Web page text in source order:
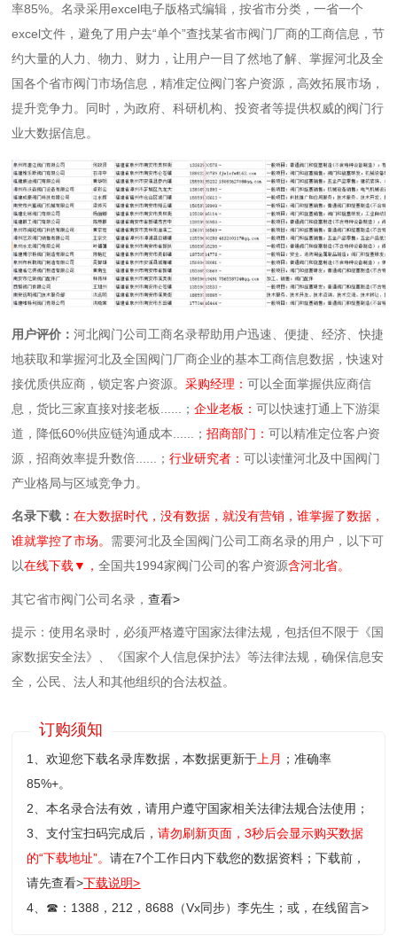
率85%。名录采用excel电子版格式编辑，按省市分类，一省一个
excel文件，避免了用户去“单个”查找某省市阀门厂商的工商信息，节
约大量的人力、物力、财力，让用户一目了然地了解、掌握河北及全
国各个省市阀门市场信息，精准定位阀门客户资源，高效拓展市场，
提升竞争力。同时，为政府、科研机构、投资者等提供权威的阀门行
业大数据信息。
用户评价：河北阀门公司工商名录帮助用户迅速、便捷、经济、快捷
地获取和掌握河北及全国阀门厂商企业的基本工商信息数据，快速对
接优质供应商，锁定客户资源。采购经理：可以全面掌握供应商信
息，货比三家直接对接老板......；企业老板：可以快速打通上下游渠
道，降低60%供应链沟通成本......；招商部门：可以精准定位客户资
源，招商效率提升数倍......；行业研究者：可以读懂河北及中国阀门
产业格局与区域竞争力。
名录下载：在大数据时代，没有数据，就没有营销，谁掌握了数据，
谁就掌控了市场。 需要河北及全国阀门公司工商名录的用户，以下可
以在线下载▼，全国共1994家阀门公司的客户资源含河北省。
其它省市阀门公司名录，查看>
提示：使用名录时，必须严格遵守国家法律法规，包括但不限于《国
家数据安全法》、《国家个人信息保护法》等‌法律法规，确保信息安
全，公民、法人和其他组织的合法权益。
订购须知
1、欢迎您下载名录库数据，本数据更新于 上月 ；准确率
85%+。
2、本名录合法有效，请用户遵守国家相关法律法规合法使用；
3、支付宝扫码完成后，请勿刷新页面，3秒后会显示购买数据
的“下载地址”。请在7个工作日内下载您的数据资料；下载前，
请先查看>下载说明>
4、 ☎ ：1388，212，8688（Vx同步）李先生；或，在线留言>